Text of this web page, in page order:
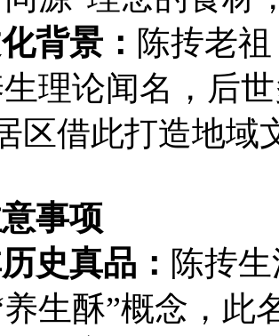
背景‌： 陈抟老
理论闻名，后
区借此打造地域
事项
史真品‌： 陈抟
生酥”概念，此